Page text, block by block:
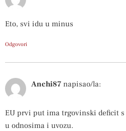
Eto, svi idu u minus
Odgovori
Anchi87 napisao/la:
EU prvi put ima trgovinski deficit s
u odnosima i uvozu.